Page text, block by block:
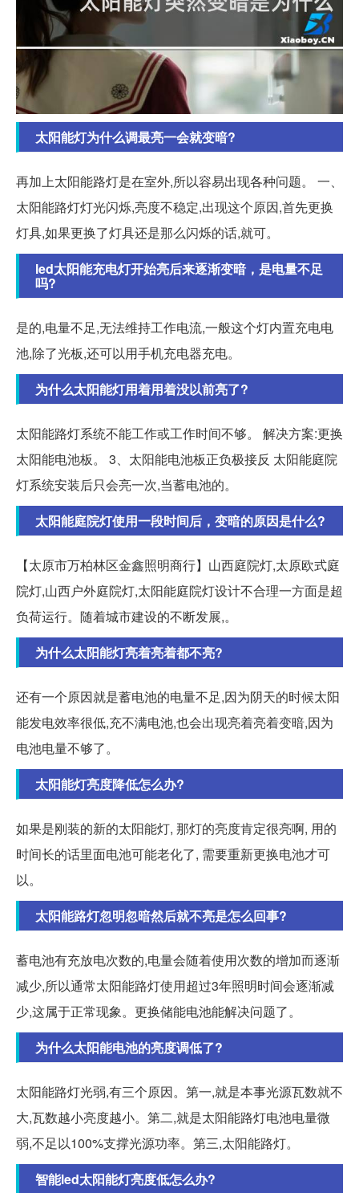
太阳能灯为什么调最亮一会就变暗?
再加上太阳能路灯是在室外,所以容易出现各种问题。 一、
太阳能路灯灯光闪烁,亮度不稳定,出现这个原因,首先更换
灯具,如果更换了灯具还是那么闪烁的话,就可。
led太阳能充电灯开始亮后来逐渐变暗，是电量不足
吗?
是的,电量不足,无法维持工作电流,一般这个灯内置充电电
池,除了光板,还可以用手机充电器充电。
为什么太阳能灯用着用着没以前亮了?
太阳能路灯系统不能工作或工作时间不够。 解决方案:更换
太阳能电池板。 3、太阳能电池板正负极接反 太阳能庭院
灯系统安装后只会亮一次,当蓄电池的。
太阳能庭院灯使用一段时间后，变暗的原因是什么?
【太原市万柏林区金鑫照明商行】山西庭院灯,太原欧式庭
院灯,山西户外庭院灯,太阳能庭院灯设计不合理一方面是超
负荷运行。随着城市建设的不断发展,。
为什么太阳能灯亮着亮着都不亮?
还有一个原因就是蓄电池的电量不足,因为阴天的时候太阳
能发电效率很低,充不满电池,也会出现亮着亮着变暗,因为
电池电量不够了。
太阳能灯亮度降低怎么办?
如果是刚装的新的太阳能灯, 那灯的亮度肯定很亮啊, 用的
时间长的话里面电池可能老化了, 需要重新更换电池才可
以。
太阳能路灯忽明忽暗然后就不亮是怎么回事?
蓄电池有充放电次数的,电量会随着使用次数的增加而逐渐
减少,所以通常太阳能路灯使用超过3年照明时间会逐渐减
少,这属于正常现象。更换储能电池能解决问题了。
为什么太阳能电池的亮度调低了?
太阳能路灯光弱,有三个原因。第一,就是本事光源瓦数就不
大,瓦数越小亮度越小。第二,就是太阳能路灯电池电量微
弱,不足以100%支撑光源功率。第三,太阳能路灯。
智能led太阳能灯亮度低怎么办?